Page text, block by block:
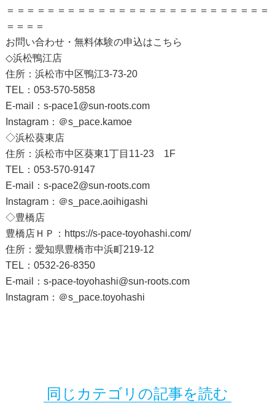
＝＝＝＝＝＝＝＝＝＝＝＝＝＝＝＝＝＝＝＝＝＝＝＝＝＝
＝＝＝＝
お問い合わせ・無料体験の申込はこちら
◇浜松鴨江店
住所：浜松市中区鴨江3-73-20
TEL：053-570-5858
E-mail：s-pace1@sun-roots.com
Instagram： ＠s_pace.kamoe
◇浜松葵東店
住所：浜松市中区葵東1丁目11-23 1F
TEL：053-570-9147
E-mail：s-pace2@sun-roots.com
Instagram： ＠s_pace.aoihigashi
◇豊橋店
豊橋店ＨＰ： https://s-pace-toyohashi.com/
住所：愛知県豊橋市中浜町219-12
TEL：0532-26-8350
E-mail： s-pace-toyohashi@sun-roots.com
Instagram： ＠s_pace.toyohashi
同じカテゴリの記事を読む